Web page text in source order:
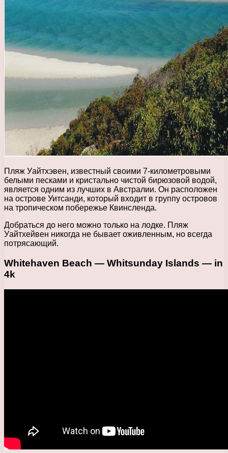
Пляж Уайтхэвен, известный своими 7-километровыми
белыми песками и кристально чистой бирюзовой водой,
является одним из лучших в Австралии. Он расположен
на острове Уитсанди, который входит в группу островов
на тропическом побережье Квинсленда.
Добраться до него можно только на лодке. Пляж
Уайтхейвен никогда не бывает оживленным, но всегда
потрясающий.
Whitehaven Beach — Whitsunday Islands — in
4k